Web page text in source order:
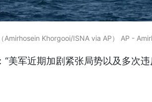
Amirhosein Khorgooi/ISNA via AP） AP -
美军近期加剧紧张局势以及多次